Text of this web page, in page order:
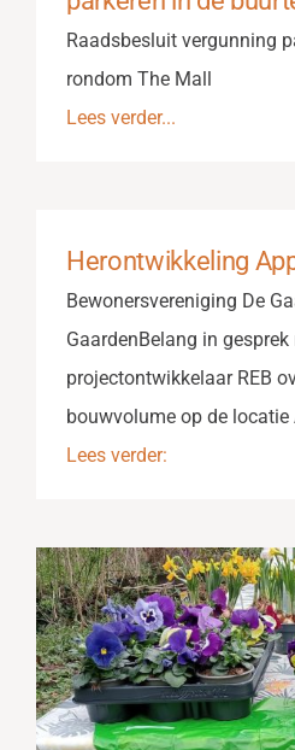
Raadsbesluit vergunning
rondom The Mall
Lees verder...
Herontwikkeling
Bewonersvereniging De
GaardenBelang in
projectontwikkelaar REB
bouwvolume op de locatie
Lees verder: